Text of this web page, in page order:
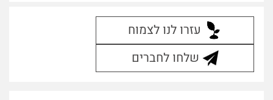
עזרו לנו לצמוח
שלחו לחברים